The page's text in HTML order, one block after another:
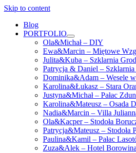
Skip to content
Blog
PORTFOLIO
open
menu
Ola&Michał – DIY
Ewa&Marcin – Miętowe
Julita&Kuba – Szklarnia
Patrycja & Daniel –
Dominika&Adam – Wesele
Karolina&Łukasz – Stara
Justyna&Michał – Pałac
Karolina&Mateusz – Osada
Nadia&Marcin – Villa
Ola&Kacper – Stodoła
Patrycja&Mateusz – Stodoła
Paulina&Kamil – Pałac
Zuza&Alek – Hotel Borowina